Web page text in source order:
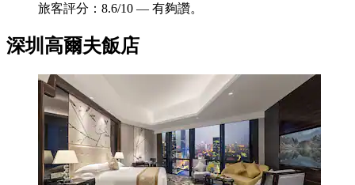
旅客評分：8.6/10 — 有夠讚。
深圳高爾夫飯店